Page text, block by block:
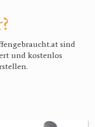
sind
und kostenlos